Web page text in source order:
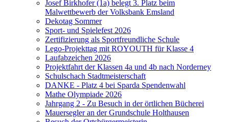
Josef Birkhofer (1a) belegt 3. Platz beim
Malwettbewerb der Volksbank Emsland
Dekotag Sommer
Sport- und Spielefest 2026
Zertifizierung als Sportfreundliche Schule
Lego-Projekttag mit ROYOUTH für Klasse 4
Laufabzeichen 2026
Projektfahrt der Klassen 4a und 4b nach Norderney
Schulschach Stadtmeisterschaft
DANKE - Platz 4 bei Sparda Spendenwahl
Mathe Olympiade 2026
Jahrgang 2 - Zu Besuch in der örtlichen Bücherei
Mauersegler an der Grundschule Holthausen